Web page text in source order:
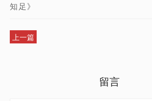
知足》
上一篇
留言